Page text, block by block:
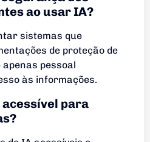
ao usar IA?
sistemas que
de proteção de
pessoal
às informações.
acessível para